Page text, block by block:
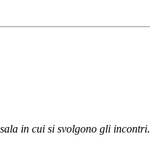
in cui si svolgono gli incontri.